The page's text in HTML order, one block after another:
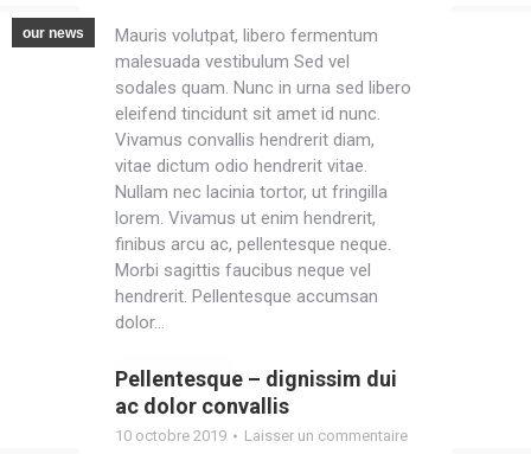
our news
Mauris volutpat, libero fermentum
malesuada vestibulum Sed vel
sodales quam. Nunc in urna sed libero
eleifend tincidunt sit amet id nunc.
Vivamus convallis hendrerit diam,
vitae dictum odio hendrerit vitae.
Nullam nec lacinia tortor, ut fringilla
lorem. Vivamus ut enim hendrerit,
finibus arcu ac, pellentesque neque.
Morbi sagittis faucibus neque vel
hendrerit. Pellentesque accumsan
dolor…
Read post
Pellentesque – dignissim dui
ac dolor convallis
10 octobre 2019 Laisser un commentaire